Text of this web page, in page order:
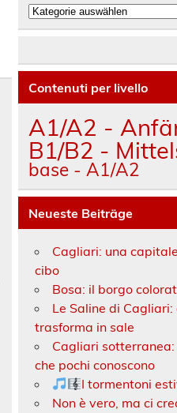
Kategorien
Contenuti per livello
A1/A2 -
B1/B2 -
base - A1/A2
Neueste Beiträge
Cagliari: una
cibo
Bosa: il borgo
Le Saline di
trasforma in sale
Cagliari
che pochi conoscono
I tormentoni
Non è vero, ma ci